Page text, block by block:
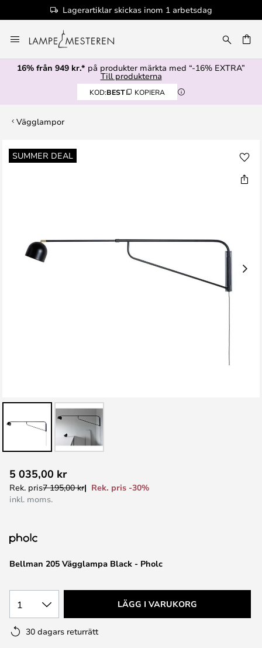
Lagerartiklar skickas inom 1 arbetsdag
till
innehållet
16% från 949 kr.* på produkter märkta med “-16% EXTRA”
Till produkterna
KOD:BEST KOPIERA
Vägglampor
SUMMER DEAL
Hoppa
till
till
början
Bellman 205 Vägglampa Black - Pholc
5 035,00 kr
Rek. pris7 195,00 kr
Rek. pris -30%
inkl. moms.
1 LÄGG I VARUKORG
30 dagars returrätt